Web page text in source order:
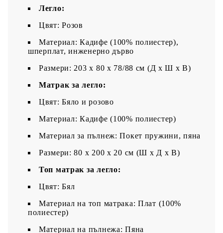
Легло:
Цвят: Розов
Материал: Кадифе (100% полиестер),
шперплат, инженерно дърво
Размери: 203 x 80 x 78/88 см (Д x Ш x В)
Матрак за легло:
Цвят: Бяло и розово
Материал: Кадифе (100% полиестер)
Материал за пълнеж: Покет пружини, пяна
Размери: 80 x 200 x 20 см (Ш x Д x В)
Топ матрак за легло:
Цвят: Бял
Материал на топ матрака: Плат (100%
полиестер)
Материал на пълнежа: Пяна